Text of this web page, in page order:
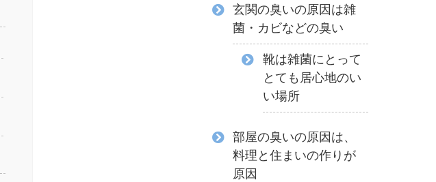
玄関の臭いの原因は雑
菌・カビなどの臭い
靴は雑菌にとって
とても居心地のい
い場所
部屋の臭いの原因は、
料理と住まいの作りが
原因